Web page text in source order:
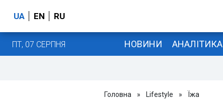
UA EN RU
ПТ, 07 СЕРПНЯ НОВИНИ АНАЛІТИКА
Головна » Lifestyle » Їжа